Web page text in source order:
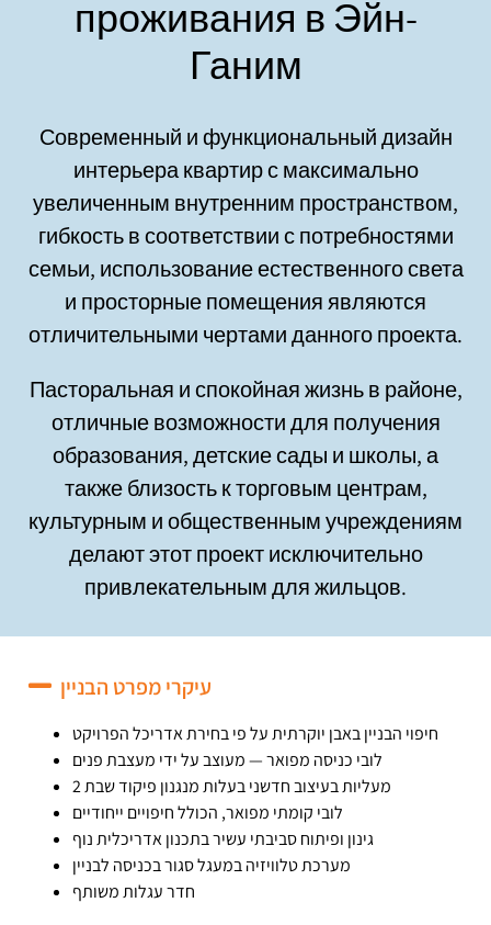
проживания в Эйн-
Ганим
Современный и функциональный дизайн
интерьера квартир с максимально
увеличенным внутренним пространством,
гибкость в соответствии с потребностями
семьи, использование естественного света
и просторные помещения являются
отличительными чертами данного проекта.
Пасторальная и спокойная жизнь в районе,
отличные возможности для получения
образования, детские сады и школы, а
также близость к торговым центрам,
культурным и общественным учреждениям
делают этот проект исключительно
привлекательным для жильцов.
עיקרי מפרט הבניין
חיפוי הבניין באבן יוקרתית על פי בחירת אדריכל הפרויקט
לובי כניסה מפואר — מעוצב על ידי מעצבת פנים
2 מעליות בעיצוב חדשני בעלות מנגנון פיקוד שבת
לובי קומתי מפואר, הכולל חיפויים ייחודיים
גינון ופיתוח סביבתי עשיר בתכנון אדריכלית נוף
מערכת טלוויזיה במעגל סגור בכניסה לבניין
חדר עגלות משותף